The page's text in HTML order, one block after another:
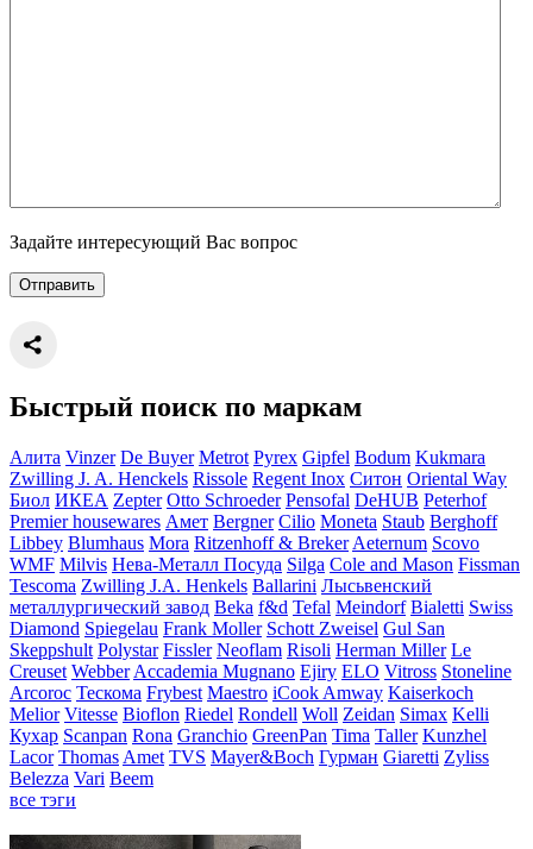
Задайте интересующий Вас вопрос
Быстрый поиск по маркам
Алита Vinzer De Buyer Metrot Pyrex Gipfel Bodum Kukmara
Zwilling J. A. Henckels Rissole Regent Inox Ситон Oriental Way
Биол ИКЕА Zepter Otto Schroeder Pensofal DeHUB Peterhof
Premier housewares Амет Bergner Cilio Moneta Staub Berghoff
Libbey Blumhaus Mora Ritzenhoff & Breker Aeternum Scovo
WMF Milvis Нева-Металл Посуда Silga Cole and Mason Fissman
Tescoma Zwilling J.A. Henkels Ballarini Лысьвенский
металлургический завод Beka f&d Tefal Meindorf Bialetti Swiss
Diamond Spiegelau Frank Moller Schott Zweisel Gul San
Skeppshult Polystar Fissler Neoflam Risoli Herman Miller Le
Creuset Webber Accademia Mugnano Ejiry ELO Vitross Stoneline
Arcoroc Тескома Frybest Maestro iCook Amway Kaiserkoch
Melior Vitesse Bioflon Riedel Rondell Woll Zeidan Simax Kelli
Кухар Scanpan Rona Granchio GreenPan Tima Taller Kunzhel
Lacor Thomas Amet TVS Mayer&Boch Гурман Giaretti Zyliss
Belezza Vari Beem
все тэги